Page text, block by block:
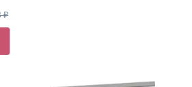
₽
₽.